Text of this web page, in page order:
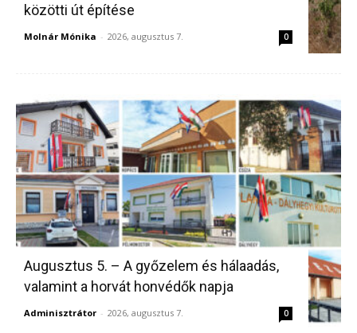
közötti út építése
Molnár Mónika - 2026, augusztus 7. 0
Augusztus 5. – A győzelem és hálaadás,
valamint a horvát honvédők napja
Adminisztrátor - 2026, augusztus 7. 0